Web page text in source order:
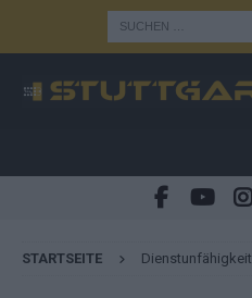
STARTSEITE Dienstunfähigkeit